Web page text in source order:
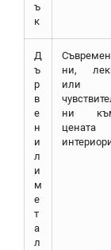
ъ
к
Д
ъ
р
в
е
н
и
л
и
м
е
т
а
л
Съвремен
ни,
или
ни
цената